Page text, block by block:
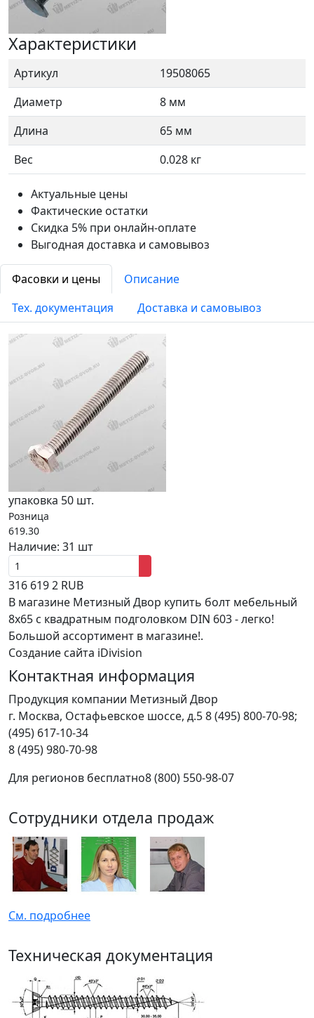
Характеристики
Артикул
19508065
Диаметр
8 мм
Длина
65 мм
Вес
0.028 кг
Актуальные цены
Фактические остатки
Скидка 5% при онлайн-оплате
Выгодная доставка и самовывоз
Фасовки и цены
Описание
Тех. документация
Доставка и самовывоз
упаковка 50 шт.
Розница
619.30
Наличие: 31 шт
316 6192 RUB
В магазине Метизный Двор купить болт мебельный
8x65 с квадратным подголовком DIN 603 - легко!
Большой ассортимент в магазине!.
Создание сайта iDivision
Контактная информация
Продукция компании Метизный Двор
г. Москва, Остафьевское шоссе, д.58 (495) 800-70-98;
(495) 617-10-34
8 (495) 980-70-98
Для регионов бесплатно8 (800) 550-98-07
Сотрудники отдела продаж
См. подробнее
Техническая документация